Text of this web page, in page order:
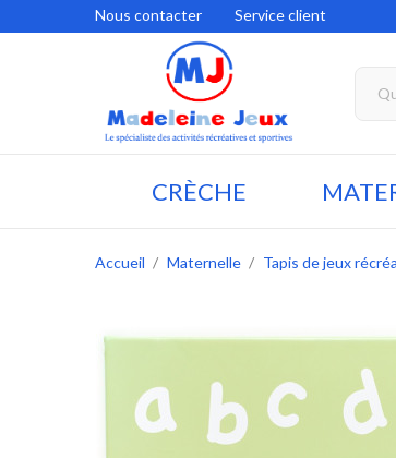
Nous contacter Service client
CRÈCHE
Accueil Maternelle Tapis de jeux